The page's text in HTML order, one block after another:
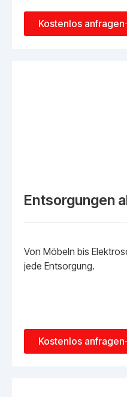
Kostenlos anfragen
Entsorgungen
Von Möbeln bis
jede Entsorgung.
Kostenlos anfragen